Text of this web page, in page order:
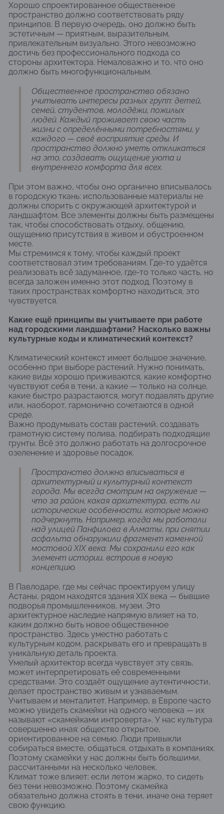
Хорошо спроектированное общественное
пространство должно соответствовать ряду
принципов. В первую очередь, оно должно быть
эстетичным — приятным, выразительным,
привлекательным визуально. Этого невозможно
достичь без профессионального подхода со
стороны архитектора. Немаловажно и то, что оно
должно быть многофункциональным.
Общественное пространство обязано
учитывать интересы разных групп: детей,
семей, студентов, молодёжи, пожилых
людей. Каждый проживает свою часть
жизни с определёнными потребностями, у
каждого — своё восприятие среды. И
пространство должно уметь откликаться
на это, создавать ощущение уюта и
внутреннего комфорта для всех.
При этом важно, чтобы оно органично вписывалось
в городскую ткань: использованные материалы не
должны спорить с окружающей архитектурой и
ландшафтом. Все элементы должны быть размещены
так, чтобы способствовать отдыху, общению,
ощущению присутствия в живом и обустроенном
месте.
Мы стремимся к тому, чтобы каждый проект
соответствовал этим требованиям. Где-то удаётся
реализовать всё задуманное, где-то только часть, но
всегда заложен именно этот подход. Поэтому в
таких пространствах комфортно находиться, это
чувствуется.
Какие ещё принципы вы учитываете при работе
над городскими ландшафтами? Насколько важны
культурные коды и климатический контекст?
Климатический контекст имеет большое значение,
особенно при выборе растений. Нужно понимать,
какие виды хорошо приживаются, какие комфортно
чувствуют себя в тени, а какие — только на солнце,
какие быстро разрастаются, могут подавлять другие
или, наоборот, гармонично сочетаются в одной
среде.
Важно продумывать состав растений, создавать
грамотную систему полива, подбирать подходящие
грунты. Всё это должно работать на долгосрочное
озеленение и здоровье посадок.
Пространство должно вписываться в
архитектурный и культурный контекст
города. Мы всегда смотрим на окружение —
что за район, какая архитектура, есть ли
исторические особенности, которые можно
подчеркнуть. Например, когда мы работали
над улицей Панфилова в Алматы, при снятии
асфальта обнаружили фрагмент каменной
мостовой XIX века. Мы сохранили его как
элемент истории, встроив в новую
концепцию.
В Павлодаре, где мы сейчас проектируем улицу
Астаны, рядом находятся здания XIX века — бывшие
подворья промышленников, музеи. Это
архитектурное наследие напрямую влияет на то,
каким должно быть новое общественное
пространство. Здесь уместно работать с
культурным кодом, раскрывать его и превращать в
уникальную деталь проекта.
Умелый архитектор всегда чувствует эту связь,
может интерпретировать её современными
средствами. Это создаёт ощущение аутентичности,
делает пространство живым и узнаваемым.
Учитываем и менталитет. Например, в Европе часто
можно увидеть скамейки на одного человека — их
называют «скамейками интроверта». У нас культура
совершенно иная: общество открытое,
ориентированное на семью. Люди привыкли
собираться вместе, общаться, отдыхать в компаниях.
Поэтому скамейки у нас должны быть большими,
рассчитанными на несколько человек.
Климат тоже влияет: если летом жарко, то сидеть
без тени невозможно. Поэтому скамейка
обязательно должна стоять в тени, иначе она теряет
свою функцию.